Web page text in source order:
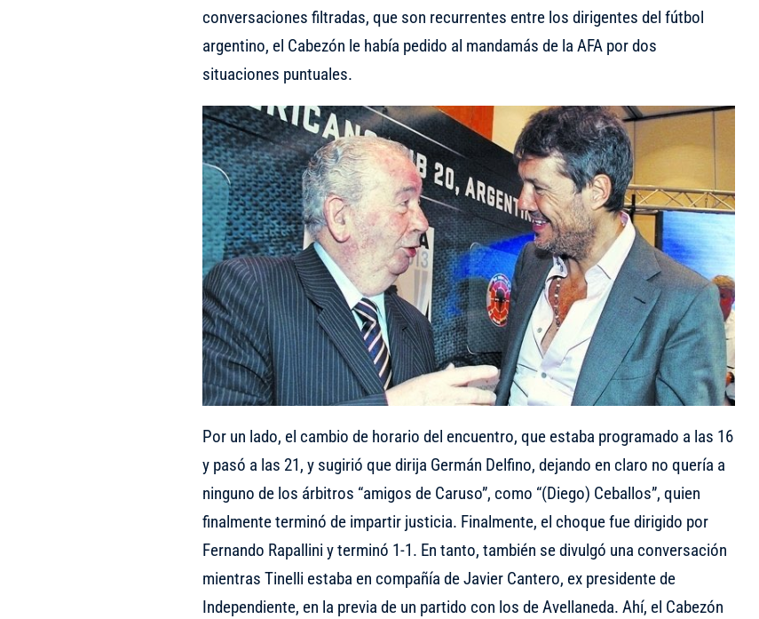
conversaciones filtradas, que son recurrentes entre los dirigentes del fútbol
argentino, el Cabezón le había pedido al mandamás de la AFA por dos
situaciones puntuales.
Por un lado, el cambio de horario del encuentro, que estaba programado a las 16
y pasó a las 21, y sugirió que dirija Germán Delfino, dejando en claro no quería a
ninguno de los árbitros “amigos de Caruso”, como “(Diego) Ceballos”, quien
finalmente terminó de impartir justicia. Finalmente, el choque fue dirigido por
Fernando Rapallini y terminó 1-1. En tanto, también se divulgó una conversación
mientras Tinelli estaba en compañía de Javier Cantero, ex presidente de
Independiente, en la previa de un partido con los de Avellaneda. Ahí, el Cabezón